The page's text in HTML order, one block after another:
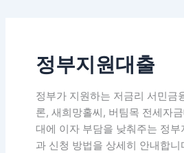
정부지원대출
정부가 지원하는 저금리 서민금
론, 새희망홀씨, 버팀목 전세자
대에 이자 부담을 낮춰주는 정부
과 신청 방법을 상세히 안내합